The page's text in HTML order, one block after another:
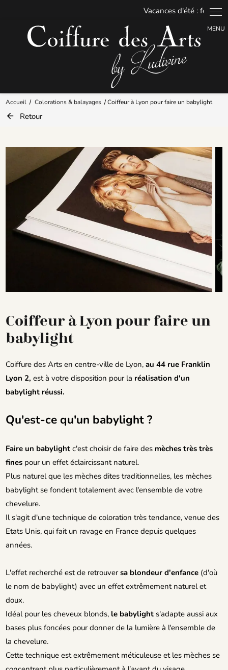
Accueil Colorations & balayages Coiffeur à Lyon pour faire un babylight
Retour
Coiffeur à Lyon pour faire un
babylight
Coiffure des Arts en centre-ville de Lyon, au 44 rue Franklin
Lyon 2, est à votre disposition pour la réalisation d'un
babylight réussi.
Qu'est-ce qu'un babylight ?
Faire un babylight c'est choisir de faire des mèches très très
fines pour un effet éclaircissant naturel.
Plus naturel que les mèches dites traditionnelles, les mèches
babylight se fondent totalement avec l'ensemble de votre
chevelure.
Il s'agit d'une technique de coloration très tendance, venue des
Etats Unis, qui fait un ravage en France depuis quelques
années.
L'effet recherché est de retrouversa blondeur d'enfance (d'où
le nom de babylight) avec un effet extrêmement naturel et
doux.
Idéal pour les cheveux blonds, le babylight s'adapte aussi aux
bases plus foncées pour donner de la lumière à l'ensemble de
la chevelure.
Cette technique est extrêmement méticuleuse et les mèches se